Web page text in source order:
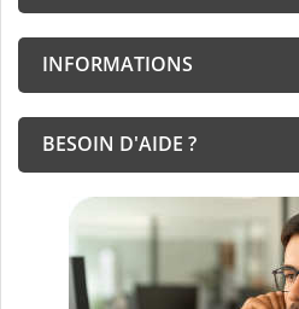
INFORMATIONS
BESOIN D'AIDE ?